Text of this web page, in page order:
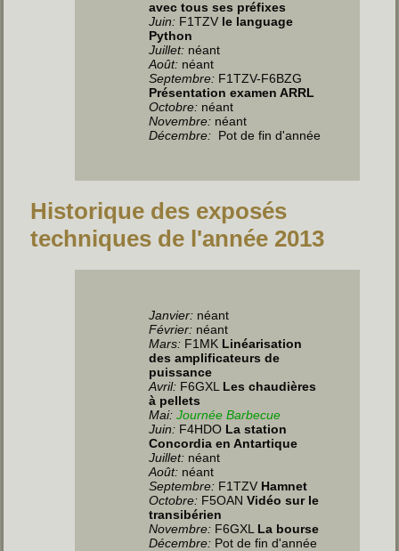
avec tous ses préfixes
Juin: F1TZV le language
Python
Juillet: néant
Août: néant
Septembre: F1TZV-F6BZG
Présentation examen ARRL
Octobre: néant
Novembre: néant
Décembre: Pot de fin d'année
Historique des exposés
techniques de l'année 2013
Janvier: néant
Février: néant
Mars: F1MK Linéarisation
des amplificateurs de
puissance
Avril: F6GXL Les chaudières
à pellets
Mai: Journée Barbecue
Juin: F4HDO La station
Concordia en Antartique
Juillet: néant
Août: néant
Septembre: F1TZV Hamnet
Octobre: F5OANVidéo sur le
transibérien
Novembre: F6GXL La bourse
Décembre: Pot de fin d'année